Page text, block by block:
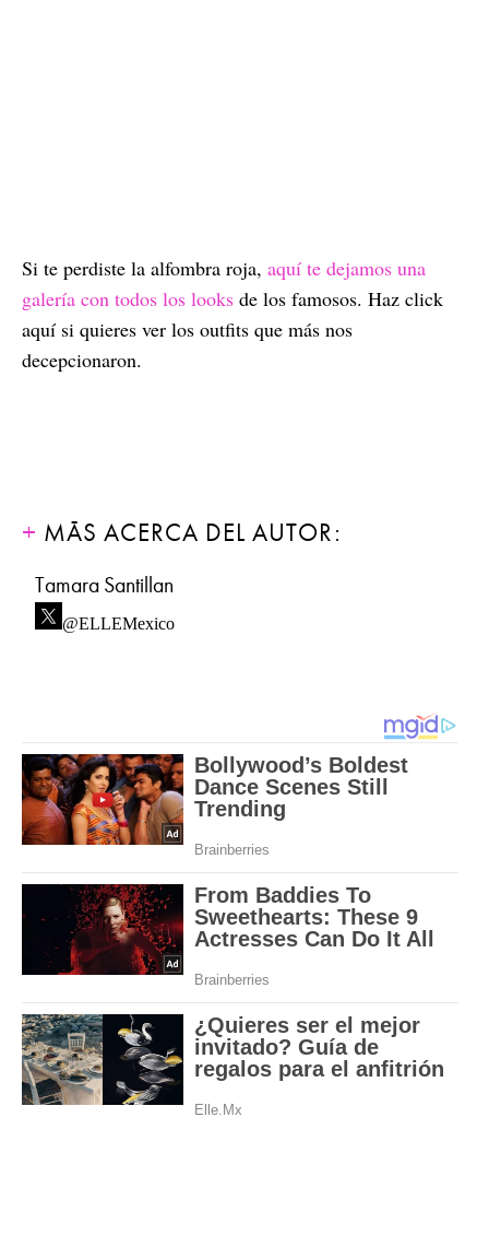
Si te perdiste la alfombra roja, aquí te dejamos una
galería con todos los looks de los famosos. Haz click
aquí si quieres ver los outfits que más nos
decepcionaron.
MÁS ACERCA DEL AUTOR:
Tamara Santillan
@ELLEMexico